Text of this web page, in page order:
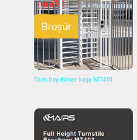
Tam boy döner kapı MT401
Broşür